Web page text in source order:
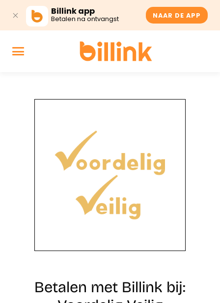
Billink app
Betalen na ontvangst NAAR DE APP
Betalen met Billink bij: